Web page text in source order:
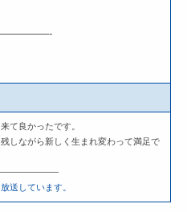
て良かったです。
しながら新しく生まれ変わって満足で
送しています。